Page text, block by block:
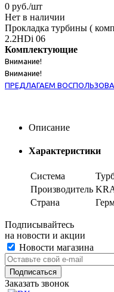
0 руб./шт
Нет в наличии
Прокладка турбины (
2.2HDi 06
Комплектующие
Внимание!
Внимание!
ПРЕДЛАГАЕМ
Описание
Характеристики
Система
Производитель
Страна
Подписывайтесь
на новости и акции
Новости магазина
Заказать звонок